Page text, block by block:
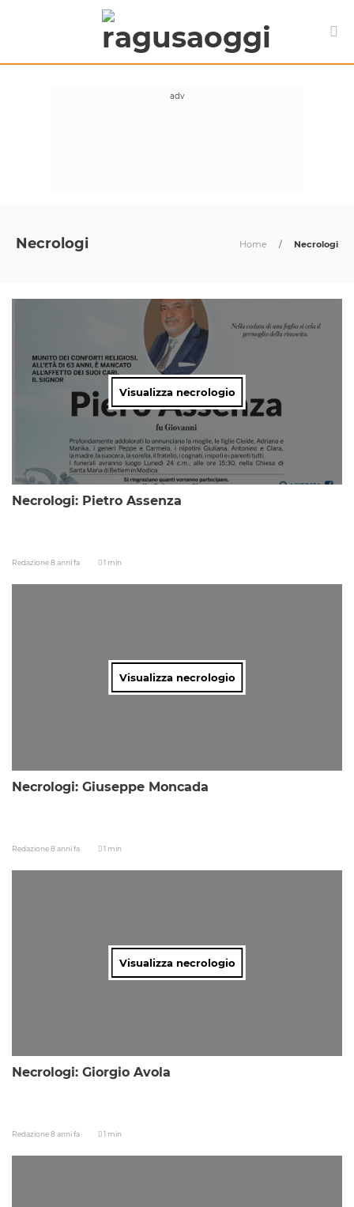
Necrologi Home / Necrologi
Visualizza necrologio
Necrologi: Pietro Assenza
Redazione8 anni fa 1 min
Visualizza necrologio
Necrologi: Giuseppe Moncada
Redazione8 anni fa 1 min
Visualizza necrologio
Necrologi: Giorgio Avola
Redazione8 anni fa 1 min